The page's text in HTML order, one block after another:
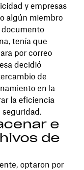
y empresas
algún miembro
tenía que
por correo
decidió
de
en la
la eficiencia
seguridad.
e
de
optaron por